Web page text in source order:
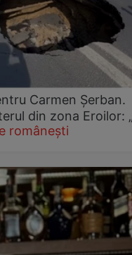
Carmen Șerban.
din zona Eroilor:
românești